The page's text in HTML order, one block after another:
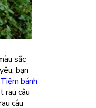
sắc
bạn
Tiệm bánh
rau câu
câu